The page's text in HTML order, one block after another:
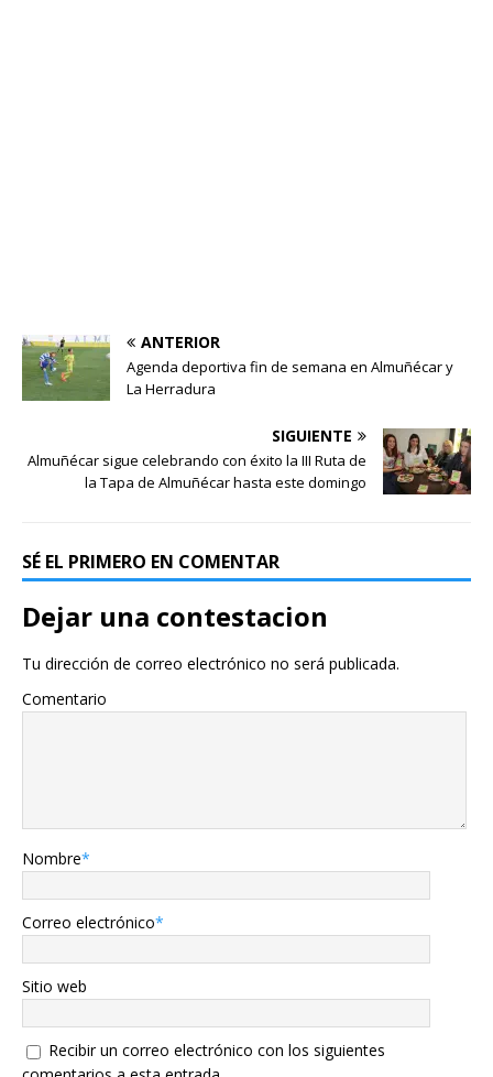
ANTERIOR
Agenda deportiva fin de semana en Almuñécar y
La Herradura
SIGUIENTE
Almuñécar sigue celebrando con éxito la III Ruta de
la Tapa de Almuñécar hasta este domingo
SÉ EL PRIMERO EN COMENTAR
Dejar una contestacion
Tu dirección de correo electrónico no será publicada.
Comentario
Nombre*
Correo electrónico*
Sitio web
Recibir un correo electrónico con los siguientes